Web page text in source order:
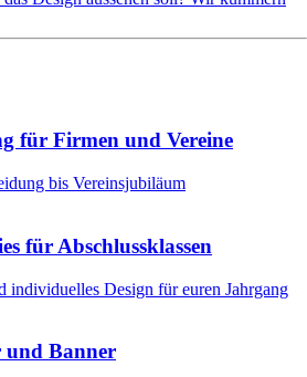
für Firmen und Vereine
bis Vereinsjubiläum
für Abschlussklassen
individuelles Design für euren Jahrgang
und Banner